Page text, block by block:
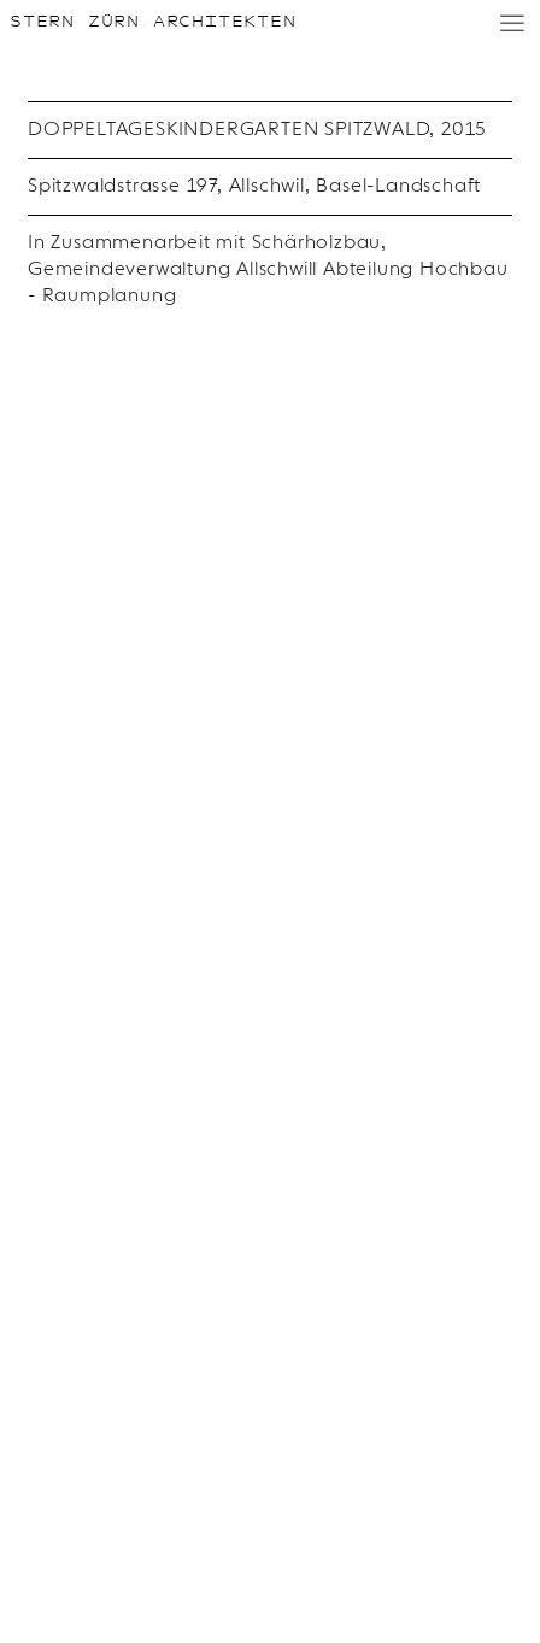
STERN ZÜRN ARCHITEKTEN
D / E
DOPPELTAGESKINDERGARTEN SPITZWALD, 2015
Spitzwaldstrasse 197, Allschwil, Basel-Landschaft
In Zusammenarbeit mit Schärholzbau,
Gemeindeverwaltung Allschwill Abteilung Hochbau
- Raumplanung